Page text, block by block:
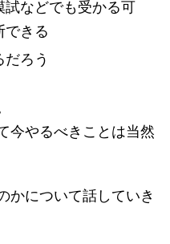
などでも受かる可
できる
ろう
今やるべきことは当然
かについて話していき